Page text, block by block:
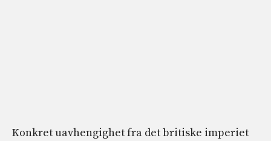
Konkret uavhengighet fra det britiske imperiet